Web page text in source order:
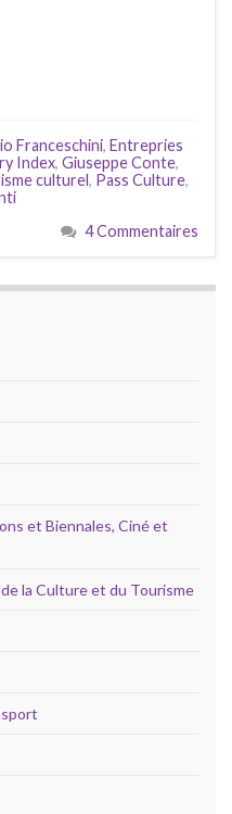
Franceschini, Entrepries
Index, Giuseppe Conte,
culturel, Pass Culture,
4 Commentaires
et Biennales, Ciné et
la Culture et du Tourisme